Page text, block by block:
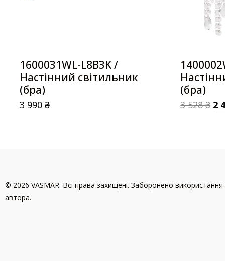
1600031WL-L8B3K /
Настінний світильник
(бра)
3 990₴
(бра)
3 528₴ 2
© 2026 VASMAR. Всі права захищені. Заборонено використання
автора.